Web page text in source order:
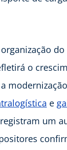
do
o
e
um